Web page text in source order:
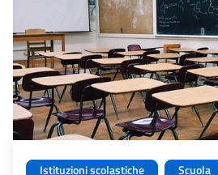
Istituzioni scolastiche
Scuola